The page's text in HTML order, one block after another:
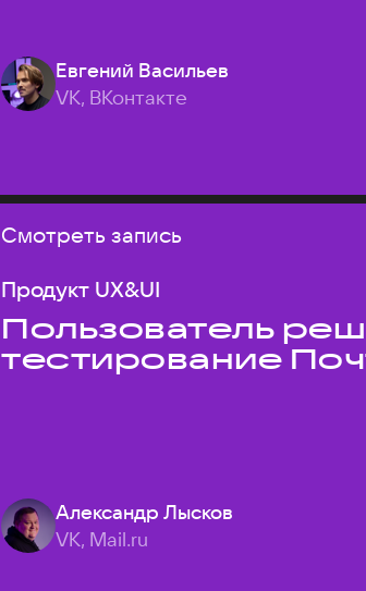
Евгений Васильев
VK, ВКонтакте
Смотреть запись
Продукт UX&UI
Пользователь
тестирование
Александр Лысков
VK, Mail.ru